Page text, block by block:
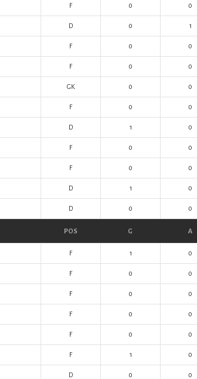
F 0 0
D 0 1
F 0 0
F 0 0
GK 0 0
F 0 0
D 1 0
F 0 0
F 0 0
D 1 0
D 0 0
POS G A
F 1 0
F 0 0
F 0 0
F 0 0
F 0 0
F 1 0
D 0 0